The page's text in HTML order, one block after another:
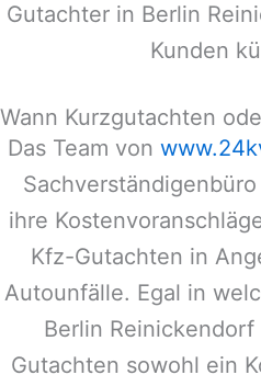
Gutachter in Berlin
Kunden
Wann Kurzgutachten
Das Team von
ihre
Kfz-Gutachten in
Autounfälle. Egal in
Berlin Reinickendorf
Gutachten sowohl ein